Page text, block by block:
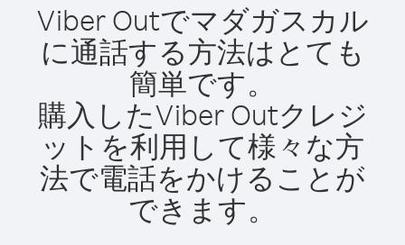
Viber Outでマダガスカル
に通話する方法はとても
簡単です。
購入したViber Outクレジ
ットを利用して様々な方
法で電話をかけることが
できます。